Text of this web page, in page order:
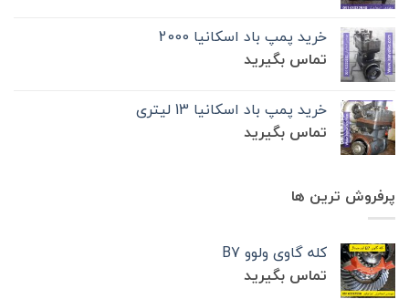
خرید پمپ باد اسکانیا 2000
تماس بگیرید
خرید پمپ باد اسکانیا 13 لیتری
تماس بگیرید
پرفروش ترین ها
کله گاوی ولوو B7
تماس بگیرید